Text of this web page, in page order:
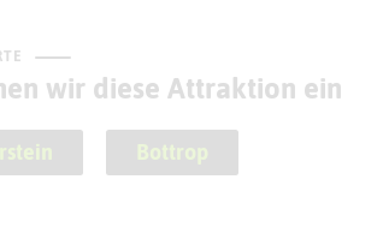
wir diese Attraktion ein
Bottrop